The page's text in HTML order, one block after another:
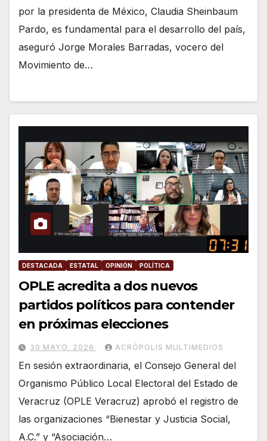
por la presidenta de México, Claudia Sheinbaum
Pardo, es fundamental para el desarrollo del país,
aseguró Jorge Morales Barradas, vocero del
Movimiento de…
DESTACADA ESTATAL OPINIÓN POLÍTICA
OPLE acredita a dos nuevos
partidos políticos para contender
en próximas elecciones
30 MAYO, 2026 ACRÓPOLIS MULTIMEDIOS
En sesión extraordinaria, el Consejo General del
Organismo Público Local Electoral del Estado de
Veracruz (OPLE Veracruz) aprobó el registro de
las organizaciones “Bienestar y Justicia Social,
A.C.” y “Asociación…